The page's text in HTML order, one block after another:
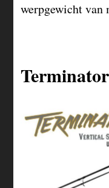
werpgewicht van